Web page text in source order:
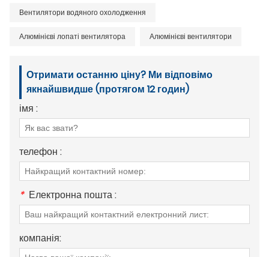
Вентилятори водяного охолодження
Алюмінієві лопаті вентилятора Алюмінієві вентилятори
Отримати останню ціну? Ми відповімо
якнайшвидше (протягом 12 годин)
імя :
телефон :
* Електронна пошта :
компанія: